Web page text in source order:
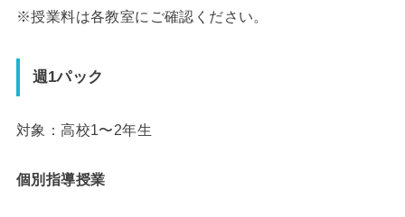
※授業料は各教室にご確認ください。
週1パック
対象：高校1〜2年生
個別指導授業